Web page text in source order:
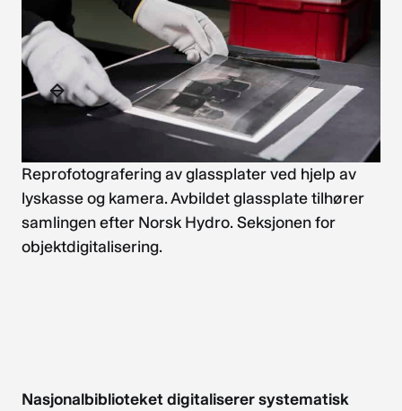
Reprofotografering av glassplater ved hjelp av
lyskasse og kamera. Avbildet glassplate tilhører
samlingen efter Norsk Hydro. Seksjonen for
objektdigitalisering.
Nasjonalbiblioteket digitaliserer systematisk